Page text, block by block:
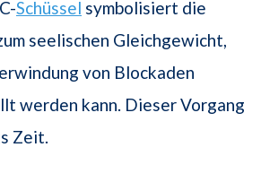
Schüssel symbolisiert die
seelischen Gleichgewicht,
von Blockaden
werden kann. Dieser Vorgang
Zeit.